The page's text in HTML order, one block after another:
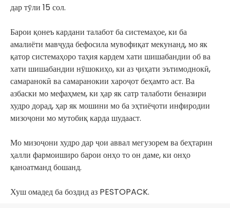
дар тӯли 15 сол.
Барои қонеъ кардани талабот ба системаҳое, ки ба
амалиёти мавҷуда бефосила мувофиқат мекунанд, мо як
қатор системаҳоро таҳия кардемхати шишабандии обва
хати шишабандии нӯшокиҳо, ки аз ҷиҳати эътимоднокӣ,
самаранокӣ ва самаранокии хароҷот беҳамто аст. Ва
азбаски мо мефаҳмем, ки ҳар як сатр талаботи беназири
худро дорад, ҳар як мошини мо ба эҳтиёҷоти инфиродии
мизоҷони мо мутобиқ карда шудааст.
Мо мизоҷони худро дар ҷои аввал мегузорем ва беҳтарин
ҳалли фармоиширо барои онҳо то он даме, ки онҳо
қаноатманд бошанд.
Хуш омадед ба боздид аз PESTOPACK.